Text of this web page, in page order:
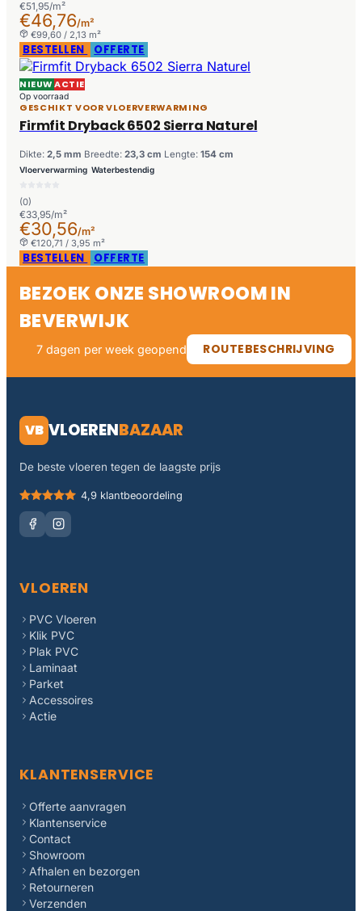
€51,95/m²
€46,76/m²
€99,60 / 2,13 m²
BESTELLEN OFFERTE
NIEUWACTIE
Op voorraad
GESCHIKT VOOR VLOERVERWARMING
Firmfit Dryback 6502 Sierra Naturel
Dikte: 2,5 mm Breedte: 23,3 cm Lengte: 154 cm
Vloerverwarming Waterbestendig
(0)
€33,95/m²
€30,56/m²
€120,71 / 3,95 m²
BESTELLEN OFFERTE
BEZOEK ONZE SHOWROOM IN
BEVERWIJK
7 dagen per week geopend ROUTEBESCHRIJVING
VB VLOERENBAZAAR
De beste vloeren tegen de laagste prijs
4,9 klantbeoordeling
VLOEREN
PVC Vloeren
Klik PVC
Plak PVC
Laminaat
Parket
Accessoires
Actie
KLANTENSERVICE
Offerte aanvragen
Klantenservice
Contact
Showroom
Afhalen en bezorgen
Retourneren
Verzenden